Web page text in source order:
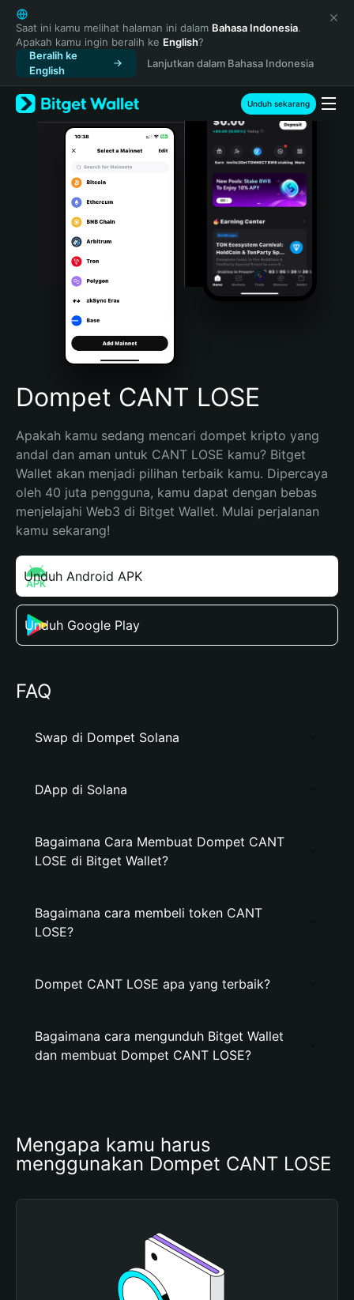
English
日本語
Tiếng Việt
Русский
Español (Latinoamérica)
Türkçe
Italiano
Português (Portugal)
Bahasa Indonesia
Português (Brasil)
Español (Argentina)
Saat ini kamu melihat halaman ini dalam Bahasa Indonesia.
Apakah kamu ingin beralih ke English?
Beralih ke
English
Lanjutkan dalam Bahasa Indonesia
Unduh sekarang
Dompet CANT LOSE
Apakah kamu sedang mencari dompet kripto yang
andal dan aman untuk CANT LOSE kamu? Bitget
Wallet akan menjadi pilihan terbaik kamu. Dipercaya
oleh 40 juta pengguna, kamu dapat dengan bebas
menjelajahi Web3 di Bitget Wallet. Mulai perjalanan
kamu sekarang!
Unduh Android APK
Unduh Google Play
FAQ
Swap di Dompet Solana
DApp di Solana
Bagaimana Cara Membuat Dompet CANT
LOSE di Bitget Wallet?
Bagaimana cara membeli token CANT
LOSE?
Dompet CANT LOSE apa yang terbaik?
Bagaimana cara mengunduh Bitget Wallet
dan membuat Dompet CANT LOSE?
Mengapa kamu harus
menggunakan Dompet CANT LOSE